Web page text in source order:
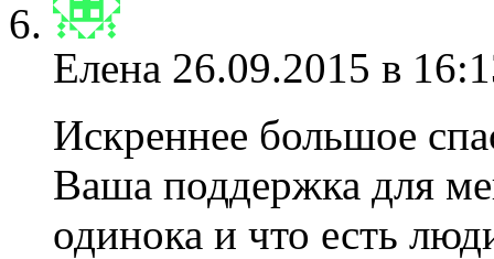
Елена 26.09.2015 в
Искреннее большое
Ваша поддержка для
одинока и что есть